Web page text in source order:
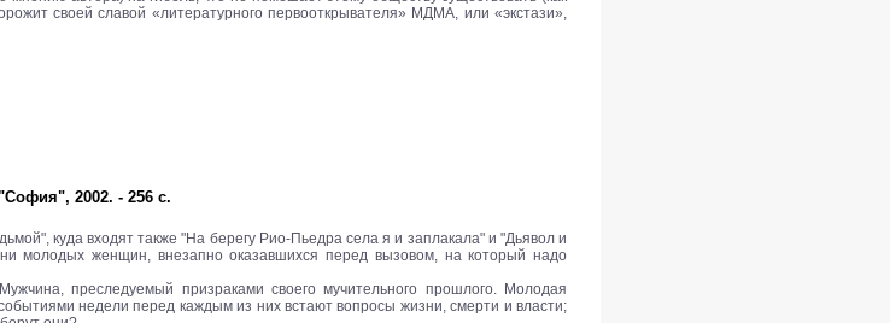
своей славой «литературного первооткрывателя» МДМА, или «экстази»,
2002. - 256 с.
куда входят также "На берегу Рио-Пьедра села я и заплакала" и "Дьявол и
молодых женщин, внезапно оказавшихся перед вызовом, на который надо
преследуемый призраками своего мучительного прошлого. Молодая
недели перед каждым из них встают вопросы жизни, смерти и власти;